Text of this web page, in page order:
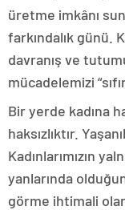
üretme imkânı
farkındalık günü.
davranış ve
mücadelemizi
Bir yerde kadına
haksızlıktır.
Kadınlarımızın
yanlarında
görme ihtimali olan